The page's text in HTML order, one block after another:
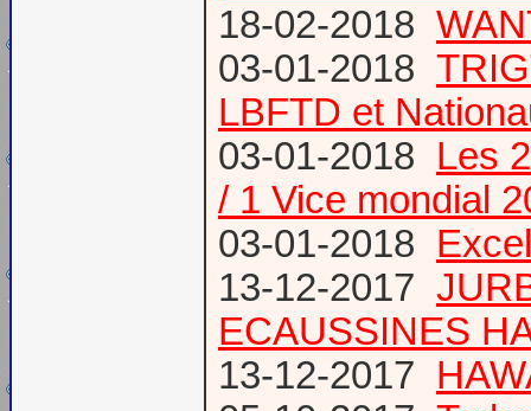
18-02-2018
03-01-2018
LBFTD et
03-01-2018 Les
/ 1 Vice mondial
03-01-2018
13-12-2017
ECAUSSINES
13-12-2017